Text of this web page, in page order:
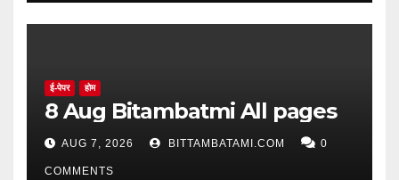
ई-पेपर होम
8 Aug Bitambatmi All pages
AUG 7, 2026 BITTAMBATAMI.COM 0
COMMENTS